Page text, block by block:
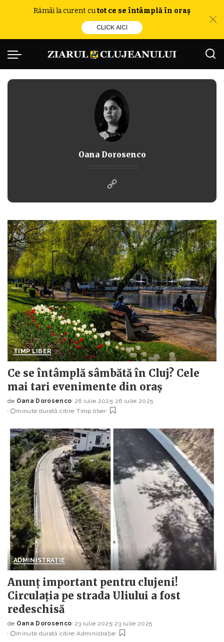
Rămâi la curent cutot ce se întâmplă în oraș
CLICK AICI
Oana Dorosenco
TIMP LIBER
Ce se întâmplă sâmbătă în Cluj? Cele
mai tari evenimente din oraș
Posted
by
de Oana Dorosenco 26 iulie 2025 26 iulie 2025
minute durată citire Timp liber
ADMINISTRAȚIE
Anunț important pentru clujeni!
Circulația pe strada Uliului a fost
redeschisă
Posted
by
de Oana Dorosenco 23 iulie 2025 23 iulie 2025
minute durată citire Administrație